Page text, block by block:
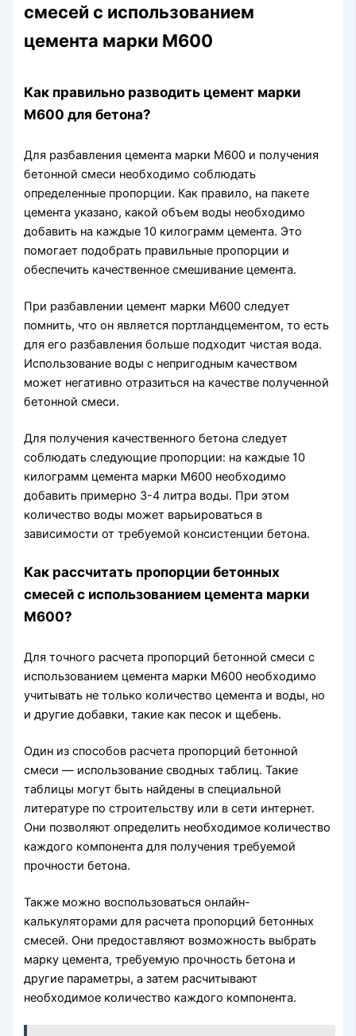
смесей с использованием
цемента марки М600
Как правильно разводить цемент марки
М600 для бетона?
Для разбавления цемента марки М600 и получения
бетонной смеси необходимо соблюдать
определенные пропорции. Как правило, на пакете
цемента указано, какой объем воды необходимо
добавить на каждые 10 килограмм цемента. Это
помогает подобрать правильные пропорции и
обеспечить качественное смешивание цемента.
При разбавлении цемент марки М600 следует
помнить, что он является портландцементом, то есть
для его разбавления больше подходит чистая вода.
Использование воды с непригодным качеством
может негативно отразиться на качестве полученной
бетонной смеси.
Для получения качественного бетона следует
соблюдать следующие пропорции: на каждые 10
килограмм цемента марки М600 необходимо
добавить примерно 3-4 литра воды. При этом
количество воды может варьироваться в
зависимости от требуемой консистенции бетона.
Как рассчитать пропорции бетонных
смесей с использованием цемента марки
М600?
Для точного расчета пропорций бетонной смеси с
использованием цемента марки М600 необходимо
учитывать не только количество цемента и воды, но
и другие добавки, такие как песок и щебень.
Один из способов расчета пропорций бетонной
смеси — использование сводных таблиц. Такие
таблицы могут быть найдены в специальной
литературе по строительству или в сети интернет.
Они позволяют определить необходимое количество
каждого компонента для получения требуемой
прочности бетона.
Также можно воспользоваться онлайн-
калькуляторами для расчета пропорций бетонных
смесей. Они предоставляют возможность выбрать
марку цемента, требуемую прочность бетона и
другие параметры, а затем расчитывают
необходимое количество каждого компонента.